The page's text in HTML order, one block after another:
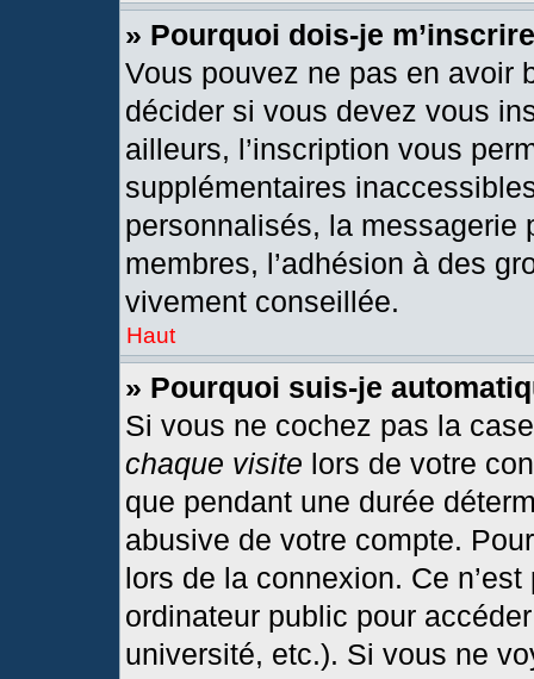
» Pourquoi dois-je
Vous pouvez ne pas en avoir
décider si vous devez vous
ailleurs, l’inscription vous
supplémentaires
personnalisés, la messagerie
membres, l’adhésion à des
vivement conseillée.
Haut
» Pourquoi suis-je
Si vous ne cochez pas la
chaque visite lors de votre
que pendant une durée
abusive de votre compte.
lors de la connexion. Ce
ordinateur public pour
université, etc.). Si vous ne